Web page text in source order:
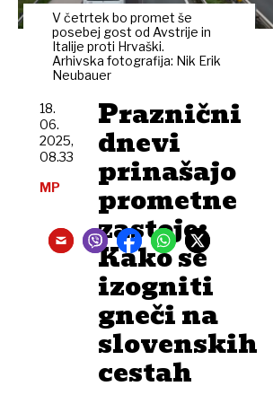
V četrtek bo promet še
posebej gost od Avstrije in
Italije proti Hrvaški.
Arhivska fotografija: Nik Erik
Neubauer
Praznični
dnevi
prinašajo
prometne
zastoje:
Kako se
izogniti
gneči na
slovenskih
cestah
18.
06.
2025,
08.33
MP